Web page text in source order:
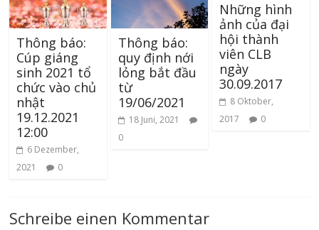
Thông báo:
Cúp giáng
sinh 2021 tổ
chức vào chủ
nhật
19.12.2021
12:00
6 Dezember,
2021
0
Thông báo:
quy định nới
lỏng bắt đầu
từ
19/06/2021
18 Juni, 2021
0
Những hình
ảnh của đại
hội thành
viên CLB
ngày
30.09.2017
8 Oktober,
2017
0
Schreibe einen Kommentar